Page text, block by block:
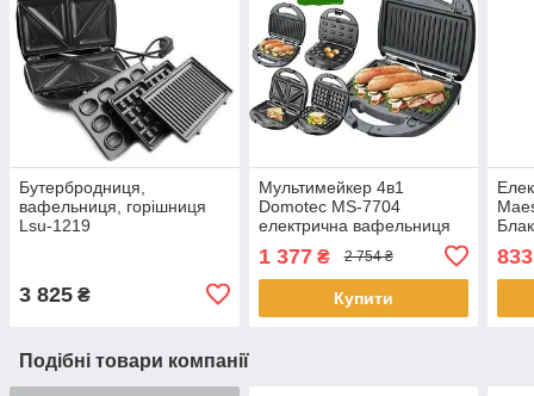
Бутербродниця,
вафельниця, горішниця
Lsu-1219
3 825 ₴
Мультимейкер 4в1
Domotec MS-7704
електрична вафельниця
бутербродниця
бельгійська вафля
1 377₴ 2 754 ₴
Купити
833
Подібні товари компанії